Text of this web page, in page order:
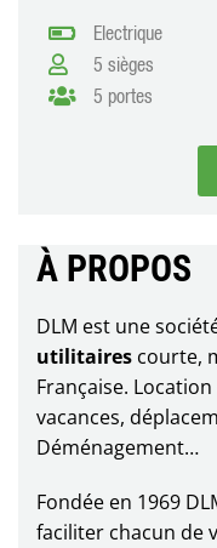
Electrique
5 sièges
5 portes
À PROPOS​
DLM est une
utilitaires courte,
Française.
vacances,
Déménagement…
Fondée en 1969
faciliter chacun de